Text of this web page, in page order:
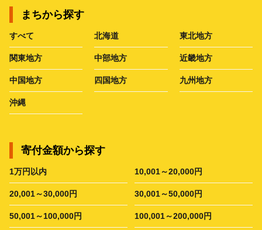
まちから探す
すべて 北海道 東北地方
関東地方 中部地方 近畿地方
中国地方 四国地方 九州地方
沖縄
寄付金額から探す
1万円以内 10,001～20,000円
20,001～30,000円 30,001～50,000円
50,001～100,000円 100,001～200,000円